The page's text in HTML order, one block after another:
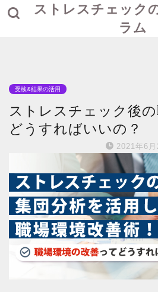
ストレスチェック
ラム
受検&結果の活用
ストレスチェック後
どうすればいいの？
2021年6月